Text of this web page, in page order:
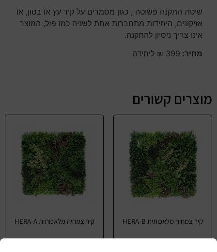
שיטת התקנה פשוטה , כגון מסמרים על קיר עץ או בטון, או
אזיקונים, היחידות מתחברות אחת לשניה כמו פזל, המוצר
אינו צריך ניסיון להתקנה.
מחיר: 399 ₪ ליחידה
מוצרים קשורים
קיר צמחיה מלאכותית HERA-B קיר צמחיה מלאכותית HERA-A